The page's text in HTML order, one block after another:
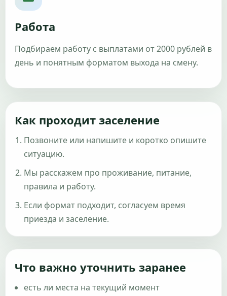
Работа
Подбираем работу с выплатами от 2000 рублей в
день и понятным форматом выхода на смену.
Как проходит заселение
Позвоните или напишите и коротко опишите
ситуацию.
Мы расскажем про проживание, питание,
правила и работу.
Если формат подходит, согласуем время
приезда и заселение.
Что важно уточнить заранее
есть ли места на текущий момент